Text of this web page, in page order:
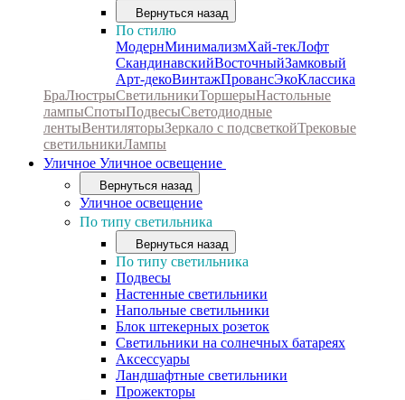
Вернуться назад
По стилю
МодернМинимализмХай-текЛофт
СкандинавскийВосточныйЗамковый
Арт-декоВинтажПровансЭкоКлассика
БраЛюстрыСветильникиТоршерыНастольные
лампыСпотыПодвесыСветодиодные
лентыВентиляторыЗеркало с подсветкойТрековые
светильникиЛампы
Уличное Уличное освещение
Вернуться назад
Уличное освещение
По типу светильника
Вернуться назад
По типу светильника
Подвесы
Настенные светильники
Напольные светильники
Блок штекерных розеток
Светильники на солнечных батареях
Аксессуары
Ландшафтные светильники
Прожекторы